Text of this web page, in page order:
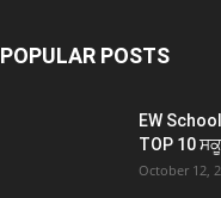
POPULAR POSTS
EW
TOP 10
October 12,